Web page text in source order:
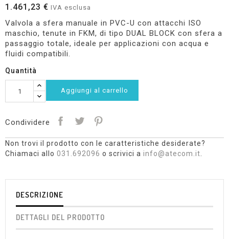
1.461,23 € IVA esclusa
Valvola a sfera manuale in PVC-U con attacchi ISO
maschio, tenute in FKM, di tipo DUAL BLOCK con sfera a
passaggio totale, ideale per applicazioni con acqua e
fluidi compatibili.
Quantità
Aggiungi al carrello
Condividere
Non trovi il prodotto con le caratteristiche desiderate?
Chiamaci allo 031.692096 o scrivici a info@atecom.it
DESCRIZIONE
DETTAGLI DEL PRODOTTO